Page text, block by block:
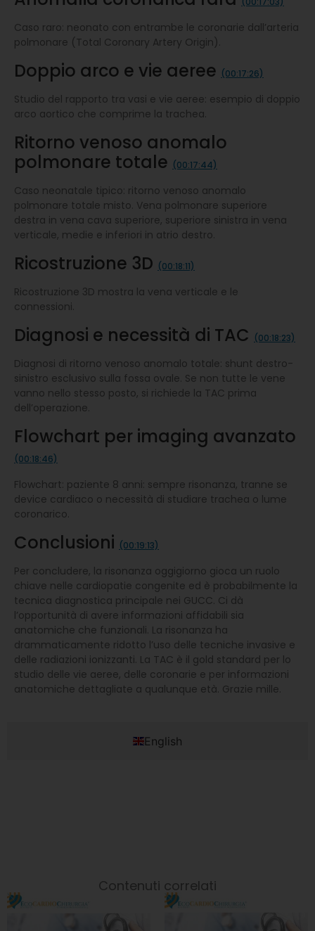
English
Caso raro: neonato con entrambe le coronarie dall’arteria
polmonare (Total Coronary Artery Origin).
Doppio arco e vie aeree (00:17:26)
Studio del rapporto tra vasi e vie aeree: esempio di doppio
arco aortico che comprime la trachea.
Ritorno venoso anomalo
polmonare totale (00:17:44)
Caso neonatale tipico: ritorno venoso anomalo
polmonare totale misto. Vena polmonare superiore
destra in vena cava superiore, superiore sinistra in vena
verticale, medie e inferiori in atrio destro.
Ricostruzione 3D (00:18:11)
Ricostruzione 3D mostra la vena verticale e le
connessioni.
Diagnosi e necessità di TAC (00:18:23)
Diagnosi di ritorno venoso anomalo totale: shunt destro-
sinistro esclusivo sulla fossa ovale. Se non tutte le vene
vanno nello stesso posto, si richiede la TAC prima
dell’operazione.
Flowchart per imaging avanzato
(00:18:46)
Flowchart: paziente 8 anni: sempre risonanza, tranne se
device cardiaco o necessità di studiare trachea o lume
coronarico.
Conclusioni (00:19:13)
Per concludere, la risonanza oggigiorno gioca un ruolo
chiave nelle cardiopatie congenite ed è probabilmente la
tecnica diagnostica principale nei GUCC. Ci dà
l’opportunità di avere informazioni affidabili sia
anatomiche che funzionali. La risonanza ha
drammaticamente ridotto l’uso delle tecniche invasive e
delle radiazioni ionizzanti. La TAC è il gold standard per lo
studio delle vie aeree, delle coronarie e per informazioni
anatomiche dettagliate a qualunque età. Grazie mille.
Contenuti correlati